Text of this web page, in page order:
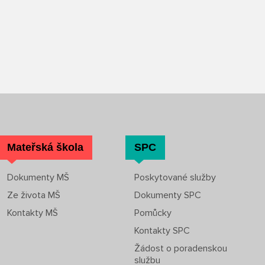
Mateřská škola
Dokumenty MŠ
Ze života MŠ
Kontakty MŠ
SPC
Poskytované služby
Dokumenty SPC
Pomůcky
Kontakty SPC
Žádost o poradenskou
službu